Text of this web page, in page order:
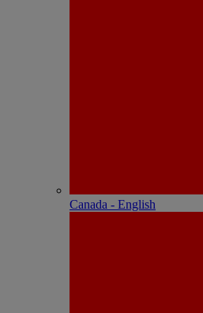
Canada - English